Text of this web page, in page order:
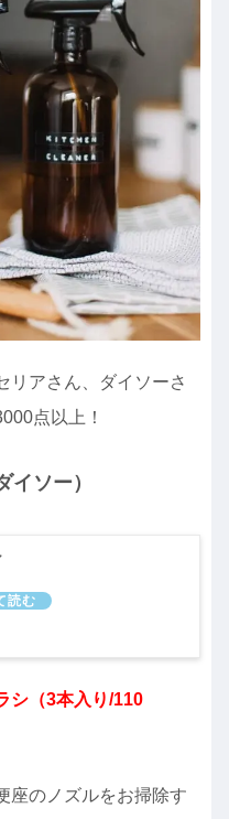
リアさん、ダイソーさ
点以上！
ソー）
シ（3本入り/110
座のノズルをお掃除す